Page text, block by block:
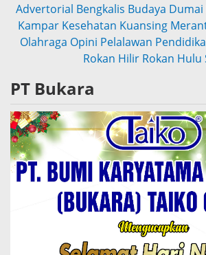
Advertorial Bengkalis Budaya Dumai
Kampar Kesehatan Kuansing
Olahraga Opini Pelalawan
Rokan Hilir Rokan Hulu
PT Bukara